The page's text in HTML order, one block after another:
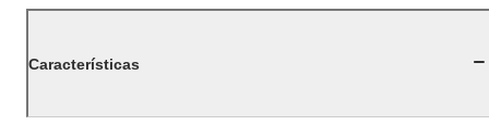
Características